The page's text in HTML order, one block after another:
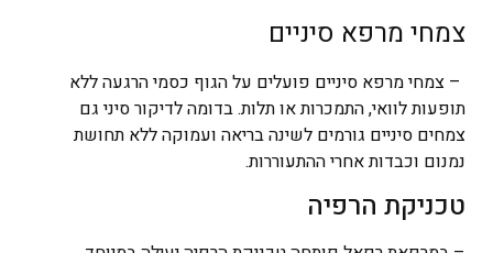
צמחי מרפא סיניים
– צמחי מרפא סיניים פועלים על הגוף כסמי הרגעה ללא
תופעות לוואי, התמכרות או תלות. בדומה לדיקור סיני גם
צמחים סיניים גורמים לשינה בריאה ועמוקה ללא תחושת
נמנום וכבדות אחרי ההתעוררות.
טכניקת הרפיה